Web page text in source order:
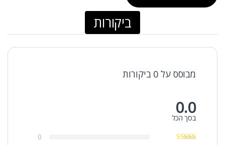
ביקורות
מבוסס על 0 ביקורות
0.0
בסך הכל
0